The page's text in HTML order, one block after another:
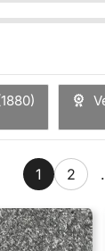
및 기저질
므로 치료를
요한 환자
맥 폐색질환
야 밝아짐,
1880)
1 2